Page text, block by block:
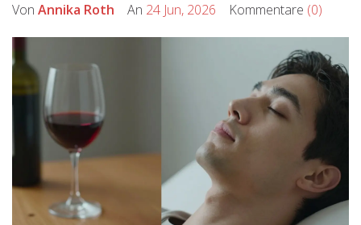
Von Annika Roth An 24 Jun, 2026 Kommentare (0)